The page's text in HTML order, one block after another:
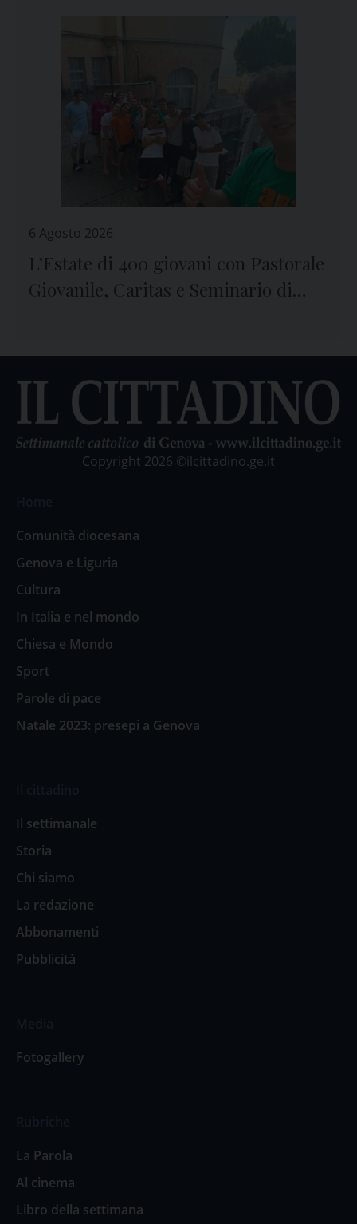
6 Agosto 2026
L’Estate di 400 giovani con Pastorale
Giovanile, Caritas e Seminario di
Copyright 2026 ©ilcittadino.ge.it
Comunità diocesana
Genova e Liguria
Cultura
In Italia e nel mondo
Chiesa e Mondo
Sport
Parole di pace
Natale 2023: presepi a Genova
Il settimanale
Storia
Chi siamo
La redazione
Abbonamenti
Pubblicità
Fotogallery
La Parola
Al cinema
Libro della settimana